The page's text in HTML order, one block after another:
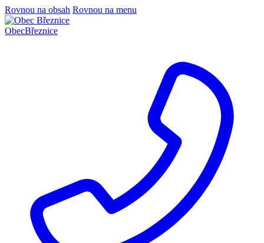
Rovnou na obsah Rovnou na menu
ObecBřeznice